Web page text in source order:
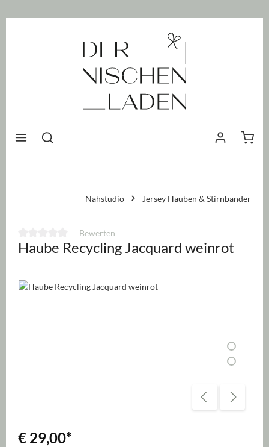
Nähstudio Jersey Hauben & Stirnbänder
Durchschnittliche Bewertung von 0 von 5 Sternen
Bewerten
Haube Recycling Jacquard weinrot
Bildergalerie überspringen
€ 29,00*